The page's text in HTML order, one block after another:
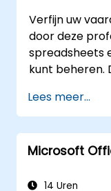
analisten,
zakelijke
krachtige
Verfijn uw
door deze
spreadsheets
kunt beheren.
beheer van
complexe
functies, het
maken van
datalijsten,
Lees meer...
Microsoft
14 Uren